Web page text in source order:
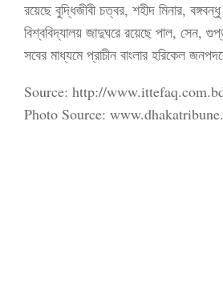
রয়েছে বুদ্ধিজীবী চত্বর, শহীদ মিনার,
বিশ্ববিদ্যালয় জাদুঘরে রয়েছে পাল, সেন,
সবের মাধ্যমে প্রাচীন বাংলার হরিকেল
Source: http://
Photo Source: